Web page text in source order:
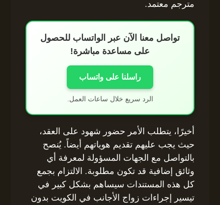
مترجم معتمد.
تواصل معنا الآن عبر الواتساب للحصول
على مساعدة مباشرة!
راسلنا على واتساب
الرد سريع خلال ساعات العمل.
أخيرًا، يتطلب الأمر حضور شهود على العقد،
حيث يجب عليهم تقديم هوياتهم أيضاً. يُنصح
بالتواصل مع الجهات المسؤولة لمعرفة أي
وثائق إضافية قد تكون مطلوبة. الالتزام بجمع
كل هذه المستندات سيساهم بشكل كبير في
تيسير إجراءات زواج الأجانب في الكويت بدون